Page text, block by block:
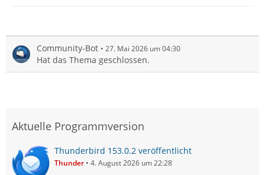
Community-Bot 27. Mai 2026 um 04:30
Hat das Thema geschlossen.
Aktuelle Programmversion
Thunderbird 153.0.2 veröffentlicht
Thunder 4. August 2026 um 22:28